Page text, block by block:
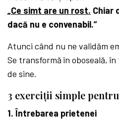
„Ce simt are un rost. Chiar
dacă nu e convenabil.”
Atunci când nu ne validăm
Se transformă în oboseală,
de sine.
3 exerciții simple
1. Întrebarea prietenei